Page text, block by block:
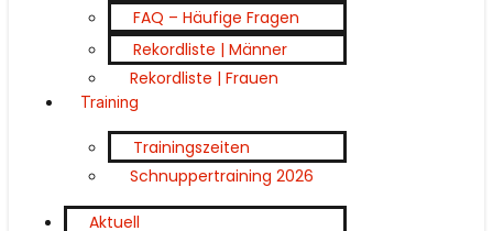
FAQ – Häufige Fragen
Rekordliste | Männer
Rekordliste | Frauen
Training
Trainingszeiten
Schnuppertraining 2026
Aktuell